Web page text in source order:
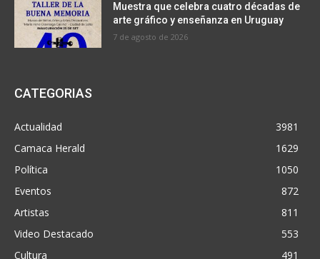
Muestra que celebra cuatro décadas de
arte gráfico y enseñanza en Uruguay
7 de agosto de 2026
CATEGORIAS
Actualidad
3981
Camaca Herald
1629
Política
1050
Eventos
872
Artistas
811
Video Destacado
553
Cultura
491